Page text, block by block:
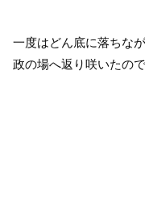
一度はどん底に落ちな
政の場へ返り咲いたので